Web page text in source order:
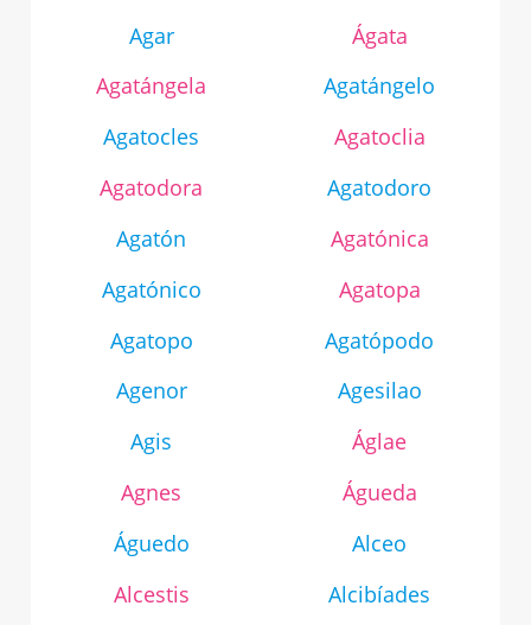
Agar
Ágata
Agatángela
Agatángelo
Agatocles
Agatoclia
Agatodora
Agatodoro
Agatón
Agatónica
Agatónico
Agatopa
Agatopo
Agatópodo
Agenor
Agesilao
Agis
Áglae
Agnes
Águeda
Águedo
Alceo
Alcestis
Alcibíades